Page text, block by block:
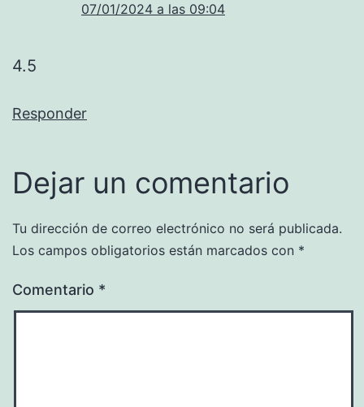
07/01/2024 a las 09:04
4.5
Responder
Dejar un comentario
Tu dirección de correo electrónico no será publicada.
Los campos obligatorios están marcados con *
Comentario *